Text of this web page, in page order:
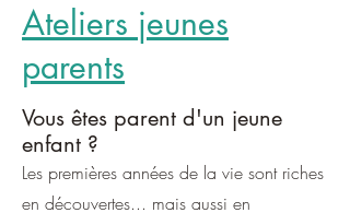
Ateliers jeunes
parents
Vous êtes parent d'un jeune
enfant ?
Les premières années de la vie sont riches
en découvertes... mais aussi en